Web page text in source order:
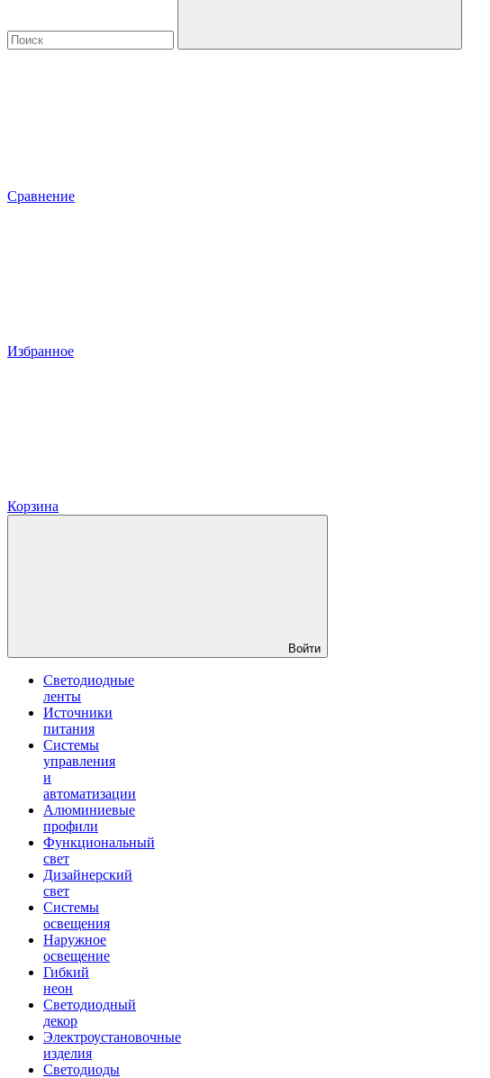
Сравнение
Избранное
Корзина
Войти
Светодиодные
ленты
Источники
питания
Системы
управления
и
автоматизации
Алюминиевые
профили
Функциональный
свет
Дизайнерский
свет
Системы
освещения
Наружное
освещение
Гибкий
неон
Светодиодный
декор
Электроустановочные
изделия
Светодиоды